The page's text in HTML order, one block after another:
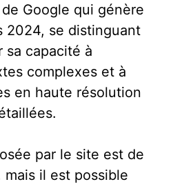
Google qui génère
2024, se distinguant
sa capacité à
complexes et à
en haute résolution
par le site est de
il est possible